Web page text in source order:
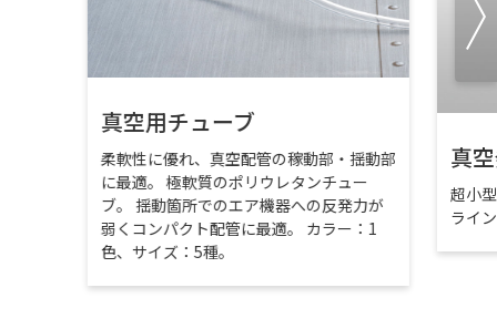
真空用チューブ
柔軟性に優れ、真空配管の稼動部・揺動部
に最適。 極軟質のポリウレタンチュー
ブ。 揺動箇所でのエア機器への反発力が
弱くコンパクト配管に最適。 カラー：1
色、サイズ：5種。
真
超小
ライ